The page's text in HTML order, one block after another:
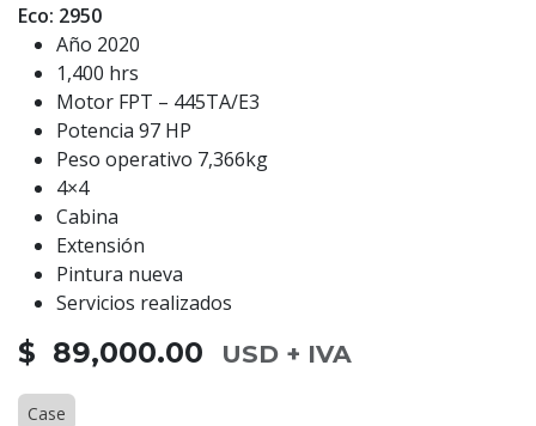
Eco: 2950
Año 2020
1,400 hrs
Motor FPT – 445TA/E3
Potencia 97 HP
Peso operativo 7,366kg
4×4
Cabina
Extensión
Pintura nueva
Servicios realizados
$ 89,000.00 USD + IVA
Case